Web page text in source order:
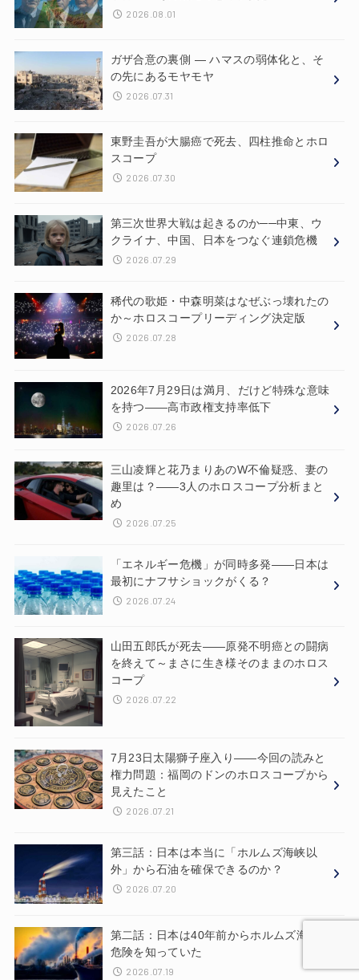
2026.08.01
ガザ合意の裏側 ― ハマスの弱体化と、そ
の先にあるモヤモヤ
2026.07.31
東野圭吾が大腸癌で死去、四柱推命とホロ
スコープ
2026.07.30
第三次世界大戦は起きるのか──中東、ウ
クライナ、中国、日本をつなぐ連鎖危機
2026.07.29
稀代の歌姫・中森明菜はなぜぶっ壊れたの
か～ホロスコープリーディング決定版
2026.07.28
2026年7月29日は満月、だけど特殊な意味
を持つ——高市政権支持率低下
2026.07.26
三山凌輝と花乃まりあのW不倫疑惑、妻の
趣里は？——3人のホロスコープ分析まと
め
2026.07.25
「エネルギー危機」が同時多発——日本は
最初にナフサショックがくる？
2026.07.24
山田五郎氏が死去——原発不明癌との闘病
を終えて～まさに生き様そのままのホロス
コープ
2026.07.22
7月23日太陽獅子座入り——今回の読みと
権力問題：福岡のドンのホロスコープから
見えたこと
2026.07.21
第三話：日本は本当に「ホルムズ海峡以
外」から石油を確保できるのか？
2026.07.20
第二話：日本は40年前からホルムズ海峡の
危険を知っていた
2026.07.19